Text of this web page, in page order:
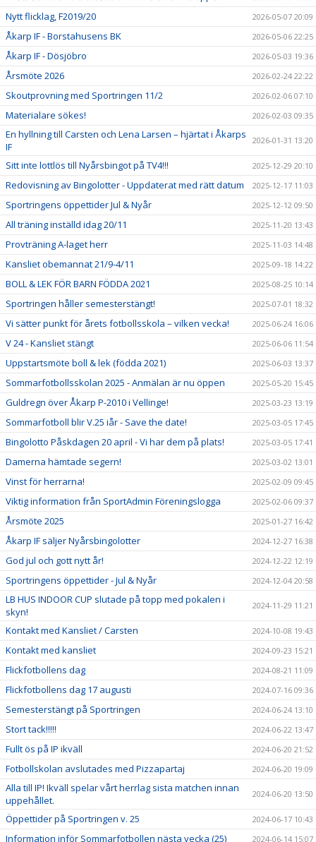
Nytt flicklag, F2019/20 2026-05-07 20:09
Åkarp IF - Borstahusens BK 2026-05-06 22:25
Åkarp IF - Dösjöbro 2026-05-03 19:36
Årsmöte 2026 2026-02-24 22:22
Skoutprovning med Sportringen 11/2 2026-02-06 07:10
Materialare sökes! 2026-02-03 09:35
En hyllning till Carsten och Lena Larsen – hjärtat i Åkarps
IF
2026-01-31 13:20
Sitt inte lottlös till Nyårsbingot på TV4!!! 2025-12-29 20:10
Redovisning av Bingolotter - Uppdaterat med rätt datum 2025-12-17 11:03
Sportringens öppettider Jul & Nyår 2025-12-12 09:50
All träning inställd idag 20/11 2025-11-20 13:43
Provträning A-laget herr 2025-11-03 14:48
Kansliet obemannat 21/9-4/11 2025-09-18 14:22
BOLL & LEK FÖR BARN FÖDDA 2021 2025-08-25 10:14
Sportringen håller semesterstängt! 2025-07-01 18:32
Vi sätter punkt för årets fotbollsskola – vilken vecka! 2025-06-24 16:06
V 24 - Kansliet stängt 2025-06-06 11:54
Uppstartsmöte boll & lek (födda 2021) 2025-06-03 13:37
Sommarfotbollsskolan 2025 - Anmälan är nu öppen 2025-05-20 15:45
Guldregn över Åkarp P-2010 i Vellinge! 2025-03-23 13:19
Sommarfotboll blir V.25 iår - Save the date! 2025-03-05 17:45
Bingolotto Påskdagen 20 april - Vi har dem på plats! 2025-03-05 17:41
Damerna hämtade segern! 2025-03-02 13:01
Vinst för herrarna! 2025-02-09 09:45
Viktig information från SportAdmin Föreningslogga 2025-02-06 09:37
Årsmöte 2025 2025-01-27 16:42
Åkarp IF säljer Nyårsbingolotter 2024-12-27 16:38
God jul och gott nytt år! 2024-12-22 12:19
Sportringens öppettider - Jul & Nyår 2024-12-04 20:58
LB HUS INDOOR CUP slutade på topp med pokalen i
skyn!
2024-11-29 11:21
Kontakt med Kansliet / Carsten 2024-10-08 19:43
Kontakt med kansliet 2024-09-23 15:21
Flickfotbollens dag 2024-08-21 11:09
Flickfotbollens dag 17 augusti 2024-07-16 09:36
Semesterstängt på Sportringen 2024-06-24 13:10
Stort tack!!!!! 2024-06-22 13:47
Fullt ös på IP ikväll 2024-06-20 21:52
Fotbollskolan avslutades med Pizzapartaj 2024-06-20 19:09
Alla till IP! Ikväll spelar vårt herrlag sista matchen innan
uppehållet.
2024-06-20 13:50
Öppettider på Sportringen v. 25 2024-06-17 10:43
Information inför Sommarfotbollen nästa vecka (25) 2024-06-14 15:07